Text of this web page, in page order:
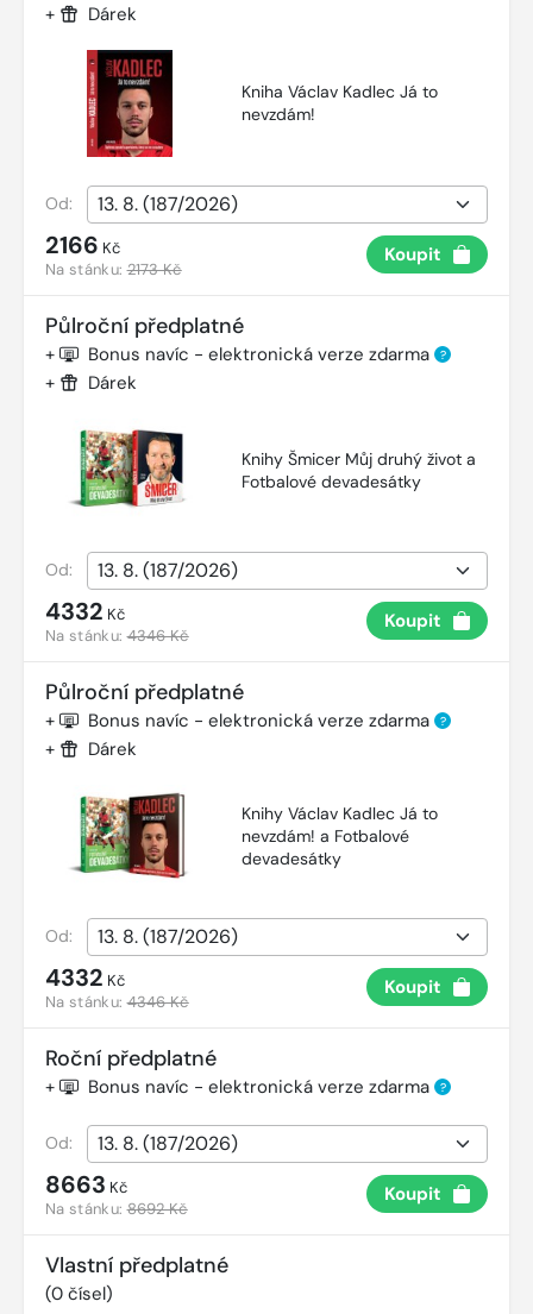
+ Dárek
Kniha Václav Kadlec Já to
nevzdám!
Od:
2166 Kč
Na stánku:2173 Kč
Koupit
Půlroční předplatné
+ Bonus navíc - elektronická verze zdarma ?
+ Dárek
Knihy Šmicer Můj druhý život a
Fotbalové devadesátky
Od:
4332 Kč
Na stánku:4346 Kč
Koupit
Půlroční předplatné
+ Bonus navíc - elektronická verze zdarma ?
+ Dárek
Knihy Václav Kadlec Já to
nevzdám! a Fotbalové
devadesátky
Od:
4332 Kč
Na stánku:4346 Kč
Koupit
Roční předplatné
+ Bonus navíc - elektronická verze zdarma ?
Od:
8663 Kč
Na stánku:8692 Kč
Koupit
Vlastní předplatné
(0 čísel)